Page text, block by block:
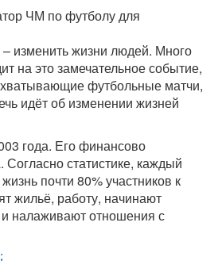
ЧМ по футболу для
изменить жизни людей. Много
на это замечательное событие,
футбольные матчи,
идёт об изменении жизней
года. Его финансово
статистике, каждый
почти 80% участников к
жильё, работу, начинают
налаживают отношения с